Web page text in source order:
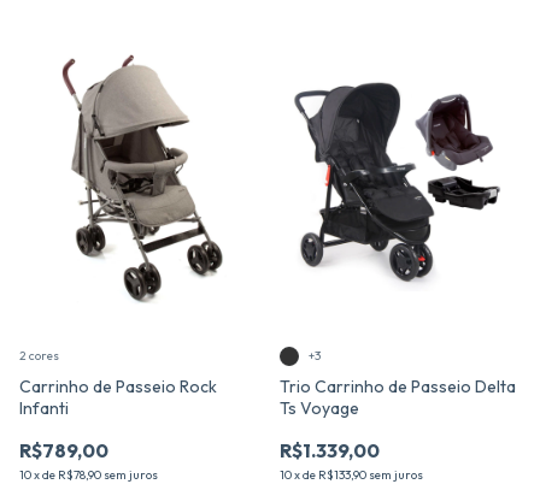
Carrinho de Passeio Rock
Infanti
R$789,00
10xde R$78,90 sem juros
2 cores
Trio Carrinho de Passeio Delta
Ts Voyage
R$1.339,00
10xde R$133,90 sem juros
+3